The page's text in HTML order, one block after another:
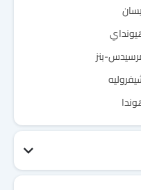
بنز
I have read and agree to
Link
Link